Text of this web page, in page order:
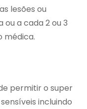
lesões ou
ou a cada 2 ou 3
médica.
permitir o super
incluindo